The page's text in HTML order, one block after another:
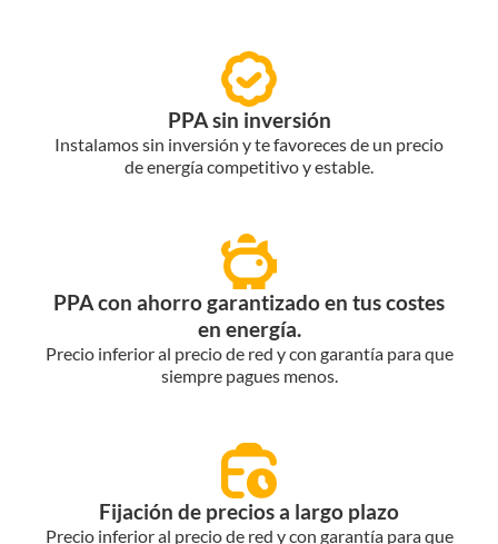
PPA sin inversión
Instalamos sin inversión y te favoreces de un precio
de energía competitivo y estable.
PPA con ahorro garantizado en tus costes
en energía.
Precio inferior al precio de red y con garantía para que
siempre pagues menos.
Fijación de precios a largo plazo
Precio inferior al precio de red y con garantía para que